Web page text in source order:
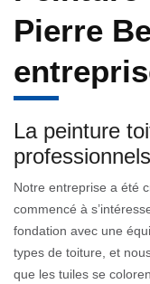
Pierre
La peinture
professionnels
Notre entreprise a été
commencé à
fondation avec une
types de toiture, et
que les tuiles se